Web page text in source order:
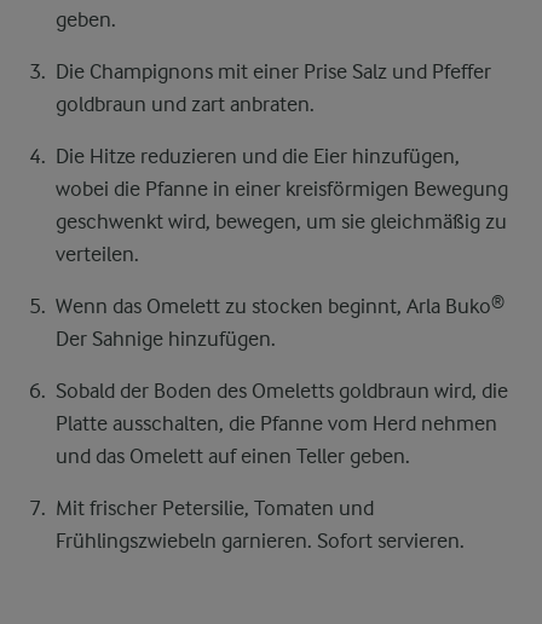
geben.
Die Champignons mit einer Prise Salz und Pfeffer
goldbraun und zart anbraten.
Die Hitze reduzieren und die Eier hinzufügen,
wobei die Pfanne in einer kreisförmigen Bewegung
geschwenkt wird, bewegen, um sie gleichmäßig zu
verteilen.
Wenn das Omelett zu stocken beginnt, Arla Buko®
Der Sahnige hinzufügen.
Sobald der Boden des Omeletts goldbraun wird, die
Platte ausschalten, die Pfanne vom Herd nehmen
und das Omelett auf einen Teller geben.
Mit frischer Petersilie, Tomaten und
Frühlingszwiebeln garnieren. Sofort servieren.